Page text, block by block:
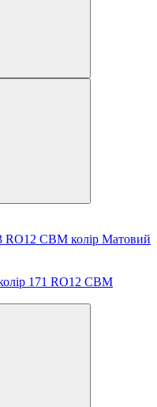
RO12 CBM колір Матовий